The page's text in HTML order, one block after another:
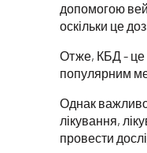
допомогою
оскільки це
Отже, КБД - це
популярним
Однак важливо
лікування,
провести